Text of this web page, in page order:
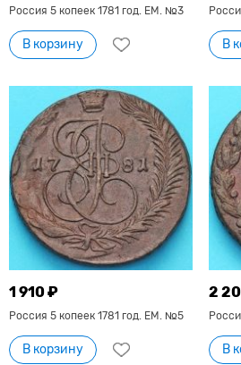
Россия 5 копеек 1781 год. ЕМ. №3
В корзину В
1 910 ₽
Россия 5 копеек 1781 год. ЕМ. №5
В корзину
2
В